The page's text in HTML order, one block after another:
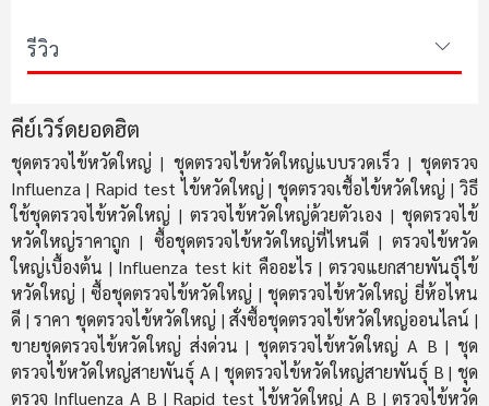
รีวิว
คีย์เวิร์ดยอดฮิต
ชุดตรวจไข้หวัดใหญ่ | ชุดตรวจไข้หวัดใหญ่แบบรวดเร็ว | ชุดตรวจ
Influenza | Rapid test ไข้หวัดใหญ่ |ชุดตรวจเชื้อไข้หวัดใหญ่ | วิธี
ใช้ชุดตรวจไข้หวัดใหญ่ | ตรวจไข้หวัดใหญ่ด้วยตัวเอง | ชุดตรวจไข้
หวัดใหญ่ราคาถูก | ซื้อชุดตรวจไข้หวัดใหญ่ที่ไหนดี| ตรวจไข้หวัด
ใหญ่เบื้องต้น | Influenza test kit คืออะไร |ตรวจแยกสายพันธุ์ไข้
หวัดใหญ่ |ซื้อชุดตรวจไข้หวัดใหญ่ |ชุดตรวจไข้หวัดใหญ่ ยี่ห้อไหน
ดี |ราคา ชุดตรวจไข้หวัดใหญ่ |สั่งซื้อชุดตรวจไข้หวัดใหญ่ออนไลน์ |
ขายชุดตรวจไข้หวัดใหญ่ ส่งด่วน |ชุดตรวจไข้หวัดใหญ่ A B |ชุด
ตรวจไข้หวัดใหญ่สายพันธุ์ A |ชุดตรวจไข้หวัดใหญ่สายพันธุ์ B |ชุด
ตรวจ Influenza A B | Rapid test ไข้หวัดใหญ่ A B |ตรวจไข้หวัด